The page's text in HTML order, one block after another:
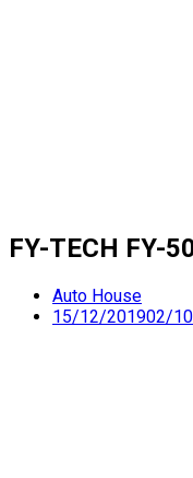
FY-TECH FY-
Auto House
15/12/201902/